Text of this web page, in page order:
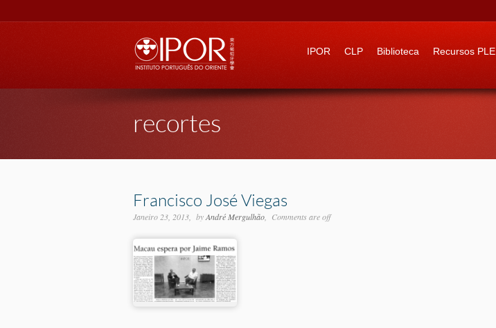
Go to:
IPOR CLP Biblioteca Recursos PLE
recortes
Francisco José Viegas
Janeiro 23, 2013 byAndré Mergulhão Comments are off